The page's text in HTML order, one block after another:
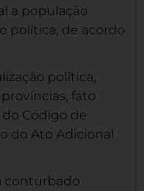
a população
política, de acordo
política,
fato
Código de
do Ato Adicional
conturbado